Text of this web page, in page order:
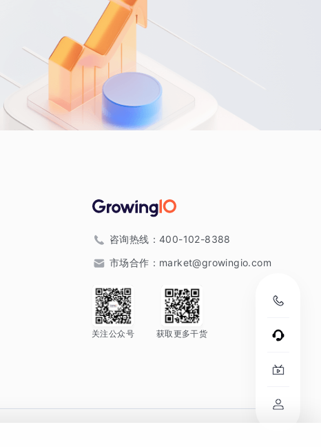
咨询热线： 400-102-8388
市场合作： market@growingio.com
关注公众号 获取更多干货